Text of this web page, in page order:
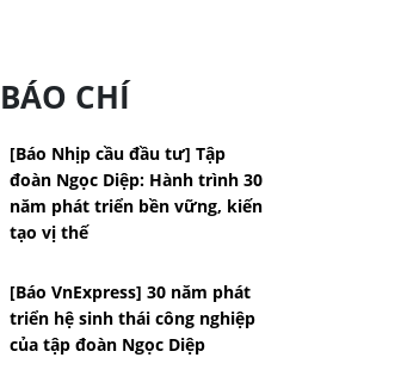
CHÍ
[Báo Nhịp cầu đầu tư] Tập
đoàn Ngọc Diệp: Hành trình 30
năm phát triển bền vững, kiến
tạo vị thế
[Báo VnExpress] 30 năm phát
triển hệ sinh thái công nghiệp
của tập đoàn Ngọc Diệp